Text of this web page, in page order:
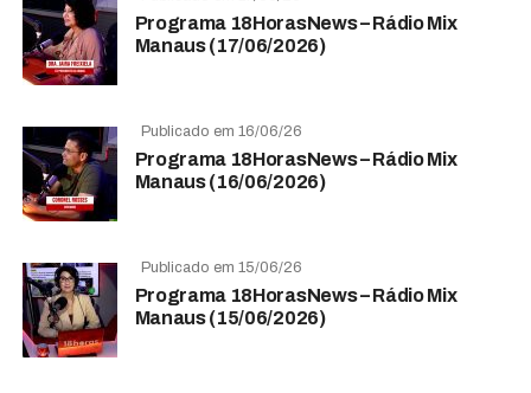
Programa 18HorasNews​​​​​​​​​​​​ – Rádio Mix
Manaus (17/06/2026)
Publicado em 16/06/26
Programa 18HorasNews​​​​​​​​​​​​ – Rádio Mix
Manaus (16/06/2026)
Publicado em 15/06/26
Programa 18HorasNews​​​​​​​​​​​​ – Rádio Mix
Manaus (15/06/2026)